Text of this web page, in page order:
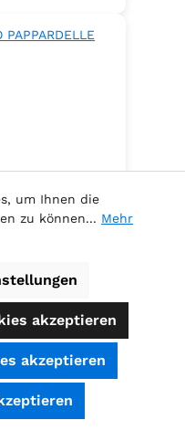
um Ihnen die
zu können... Mehr
akzeptieren
akzeptieren
ausgezeichnet.org, shopvote.de ⓘ